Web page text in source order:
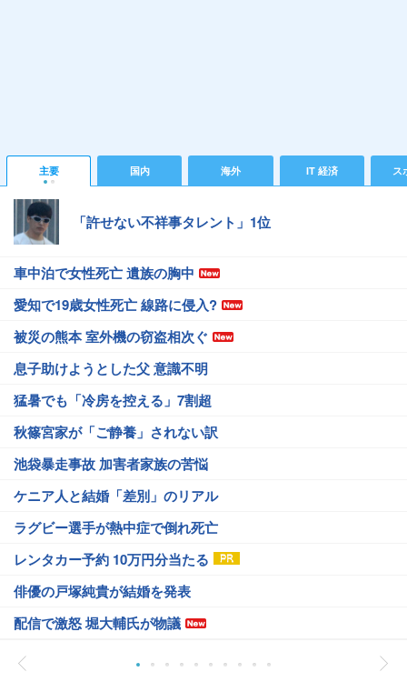
主要 国内 海外 IT 経済 ス
「許せない不祥事タレント」1位
車中泊で女性死亡 遺族の胸中
愛知で19歳女性死亡 線路に侵入?
被災の熊本 室外機の窃盗相次ぐ
息子助けようとした父 意識不明
猛暑でも「冷房を控える」7割超
秋篠宮家が「ご静養」されない訳
池袋暴走事故 加害者家族の苦悩
ケニア人と結婚「差別」のリアル
ラグビー選手が熱中症で倒れ死亡
レンタカー予約 10万円分当たる
俳優の戸塚純貴が結婚を発表
配信で激怒 堀大輔氏が物議